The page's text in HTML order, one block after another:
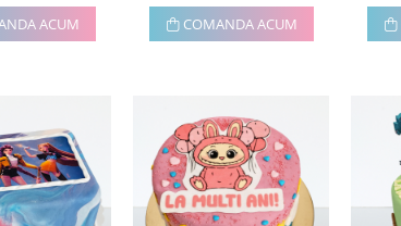
ACUM COMANDA ACUM